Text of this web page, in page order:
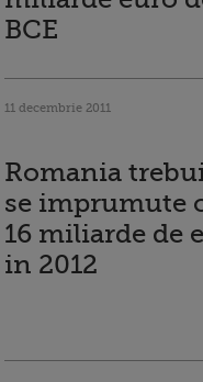
BCE
11 decembrie 2011
Romania
se imprumute
16 miliarde de
in 2012